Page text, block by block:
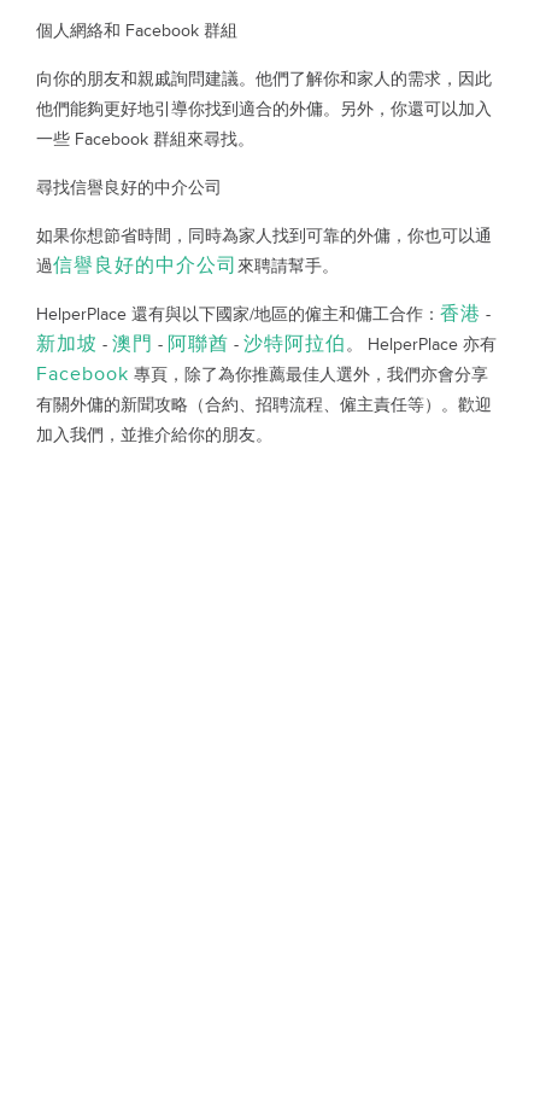
個人網絡和 Facebook 群組
向你的朋友和親戚詢問建議。他們了解你和家人的需求，因此
他們能夠更好地引導你找到適合的外傭。另外，你還可以加入
一些 Facebook 群組來尋找。
尋找信譽良好的中介公司
如果你想節省時間，同時為家人找到可靠的外傭，你也可以通
過信譽良好的中介公司 來聘請幫手。
HelperPlace 還有與以下國家/地區的僱主和傭工合作： 香港 -
新加坡 - 澳門 - 阿聯酋 - 沙特阿拉伯。 HelperPlace 亦有
Facebook 專頁，除了為你推薦最佳人選外，我們亦會分享
有關外傭的新聞攻略（合約、招聘流程、僱主責任等）。歡迎
加入我們，並推介給你的朋友。